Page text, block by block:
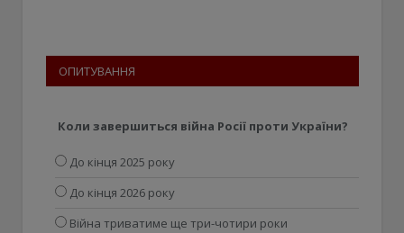
ОПИТУВАННЯ
Коли завершиться війна Росії проти України?
До кінця 2025 року
До кінця 2026 року
Війна триватиме ще три-чотири роки